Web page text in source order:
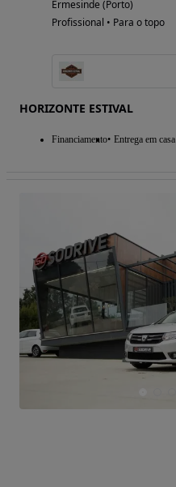
Ermesinde (Porto)
Profissional • Para o topo
HORIZONTE ESTIVAL
Financiamento Entrega em casa